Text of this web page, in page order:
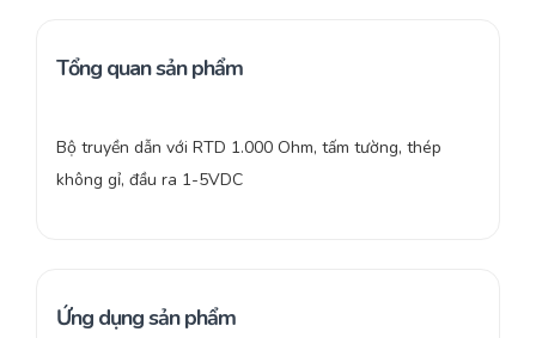
Tổng quan sản phẩm
Bộ truyền dẫn với RTD 1.000 Ohm, tấm tường, thép
không gỉ, đầu ra 1-5VDC
Ứng dụng sản phẩm